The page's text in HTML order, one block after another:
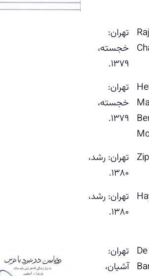
Raj
تهران:
خ‍ج‍س‍ت‍ه‌،
۱۳۷۹.
ت‍ه‍ران‌:
خ‍ج‍س‍ت‍ه‌،
۱۳۷۹.
‏‫ت‍ه‍ران‌‮‬‏‫: رش‍د‮‬‏‫،
۱۳۸۰.‮‏‬
ت‍ه‍ران‌: رش‍د‏‫،
۱۳۸۰.‬
ت‍ه‍ران‌:
آشیان،